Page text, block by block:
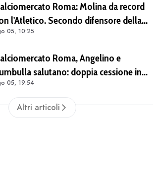
Roma: Molina da record
l'Atletico. Secondo difensore della
per gol e assist nelle ultime 4
05, 10:25
Roma, Angelino e
salutano: doppia cessione in
05, 19:54
Altri articoli